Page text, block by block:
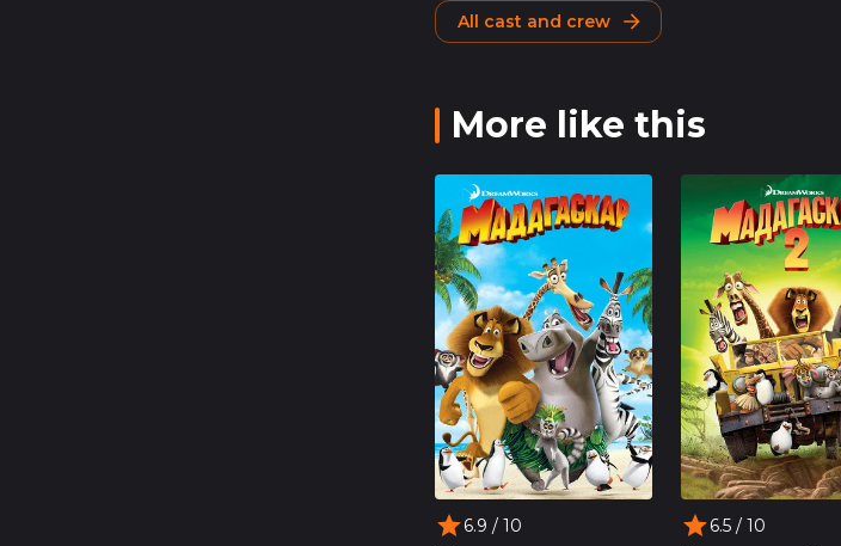
All cast and crew
More like this
6.9 / 10 6.5/ 10